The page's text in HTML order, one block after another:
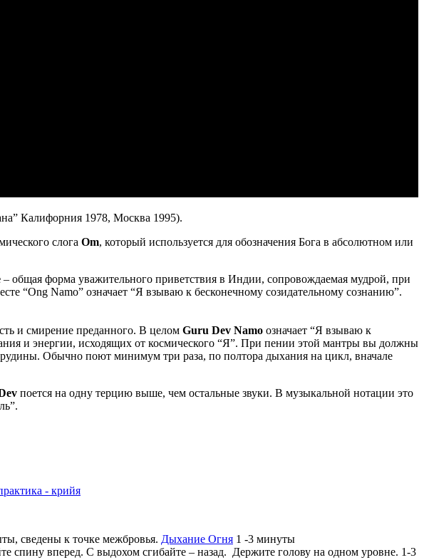
Калифорния 1978, Москва 1995).
слога Om, который используется для обозначения Бога в абсолютном или
– общая форма уважительного приветствия в Индии, сопровождаемая мудрой, при
“Ong Namo” означает “Я взываю к бесконечному созидательному сознанию”.
и смирение преданного. В целом Guru Dev Namo означает “Я взываю к
и энергии, исходящих от космического “Я”. При пении этой мантры вы должны
Обычно поют минимум три раза, по полтора дыхания на цикл, вначале
поется на одну терцию выше, чем остальные звуки. В музыкальной нотации это
- крийя
сведены к точке межбровья. Дыхание Огня 1 -3 минуты
спину вперед. С выдохом сгибайте – назад. Держите голову на одном уровне. 1-3